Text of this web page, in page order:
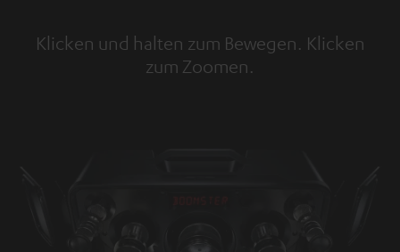
Klicken und halten zum Bewegen. Klicken
zum Zoomen.
Tap to zoom